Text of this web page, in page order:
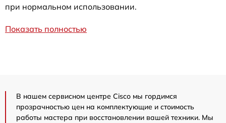
при нормальном использовании.
Показать полностью
В нашем сервисном центре Cisco мы гордимся
прозрачностью цен на комплектующие и стоимость
работы мастера при восстановлении вашей техники. Мы